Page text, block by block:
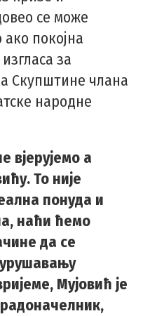
се може
покојна
за
Скупштине члана
народне
вјерујемо а
То није
понуда и
наћи ћемо
да се
Мујовић је